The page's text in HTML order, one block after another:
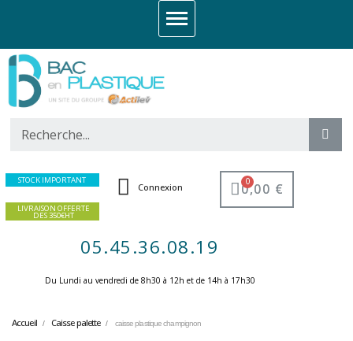
STOCK IMPORTANT
LIVRAISON OFFERTE
DES 350€HT
Connexion 0,00 €
05.45.36.08.19
Du Lundi au vendredi de 8h30 à 12h et de 14h à 17h30 ​
Accueil Caisse palette caisse plastique champignon